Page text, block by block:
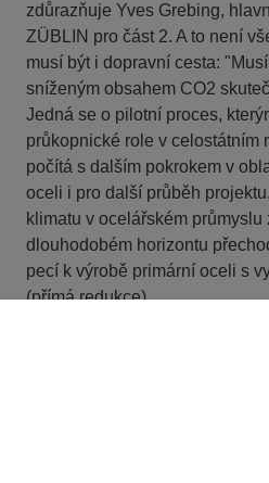
zdůrazňuje Yves Grebing,
ZÜBLIN pro část 2. A to není
musí být i dopravní cesta:
sníženým obsahem CO2
Jedná se o pilotní proces,
průkopnické role v celostátním
počítá s dalším pokrokem v
oceli i pro další průběh
klimatu v ocelářském průmyslu
dlouhodobém horizontu
pecí k výrobě primární oceli s
(přímá redukce).